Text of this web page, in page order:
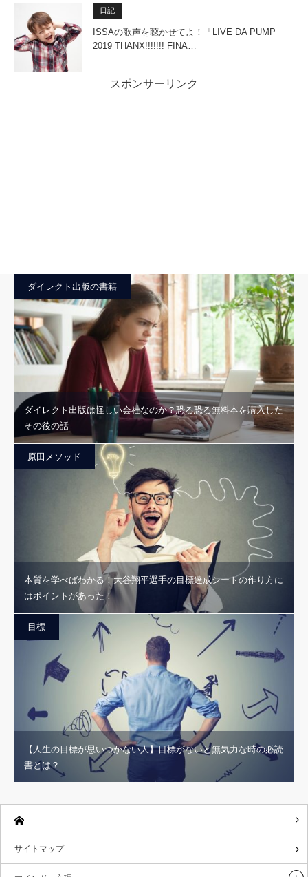
日記
ISSAの歌声を聴かせてよ！「LIVE DA PUMP
2019 THANX!!!!!!! FINA…
スポンサーリンク
ダイレクト出版の書籍
ダイレクト出版は怪しい会社なのか？恐る恐る無料本を購入した
その後の話
原田メソッド
本質を学べばわかる！大谷翔平選手の目標達成シートの作り方に
はポイントがあった！
目標
【人生の目標が思いつかない人】目標がないと無気力な時の必読
書とは？
サイトマップ